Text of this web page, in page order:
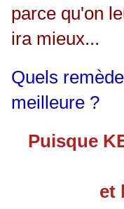
parce qu'on
ira mieux...
Quels
meilleure ?
Puisque
et